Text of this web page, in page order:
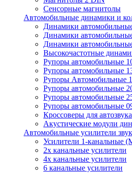
Сенсорные магнитолы
Автомобильные динамики и
Динамики
Динамики
Динамики
Высокочастотные
Рупоры автомобильные
Рупоры автомобильные
Рупоры Автомобильные
Рупоры автомобильные
Рупоры автомобильные
Рупоры автомобильные
Кроссоверы для автозвука
Акустические модули
Автомобильные усилители
Усилители 1-канальные
2х канальные усилители
4х канальные усилители
6 канальные усилители